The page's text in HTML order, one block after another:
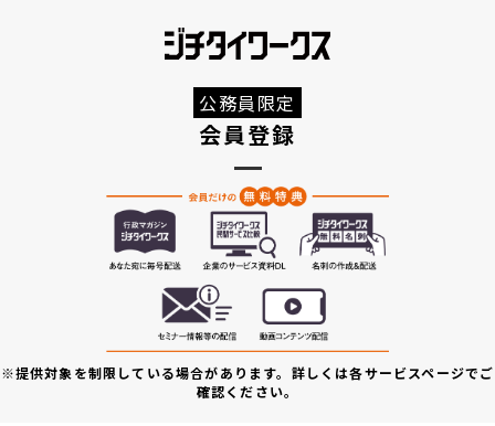
公務員限定
会員登録
※提供対象を制限している場合があります。詳しくは各サービスページでご
確認ください。